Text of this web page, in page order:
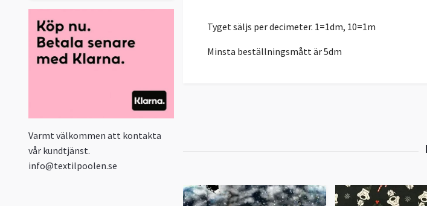
Varmt välkommen att kontakta
vår kundtjänst.
info@textilpoolen.se
Tyget säljs per decimeter. 1=1dm, 10=1m
Minsta beställningsmått är 5dm